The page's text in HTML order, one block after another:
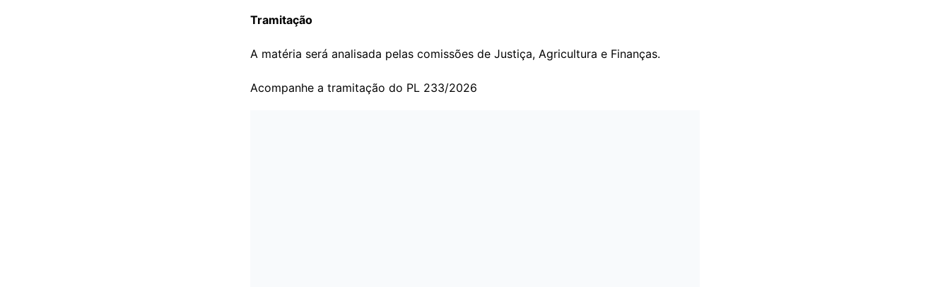
Tramitação
A matéria será analisada pelas comissões de Justiça, Agricultura e Finanças.
Acompanhe a tramitação do PL 233/2026